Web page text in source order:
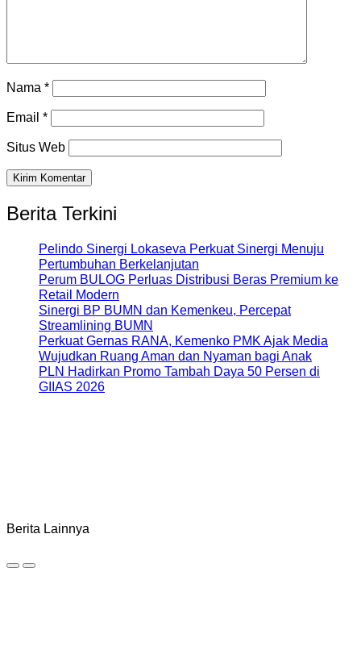
Nama *
Email *
Situs Web
Berita Terkini
Pelindo Sinergi Lokaseva Perkuat Sinergi Menuju
Pertumbuhan Berkelanjutan
Perum BULOG Perluas Distribusi Beras Premium ke
Retail Modern
Sinergi BP BUMN dan Kemenkeu, Percepat
Streamlining BUMN
Perkuat Gernas RANA, Kemenko PMK Ajak Media
Wujudkan Ruang Aman dan Nyaman bagi Anak
PLN Hadirkan Promo Tambah Daya 50 Persen di
GIIAS 2026
Berita Lainnya